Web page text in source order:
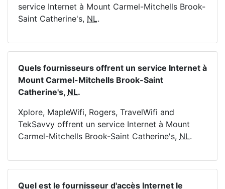
service Internet à Mount Carmel-Mitchells Brook-
Saint Catherine's, NL.
Quels fournisseurs offrent un service Internet à
Mount Carmel-Mitchells Brook-Saint
Catherine's, NL.
Xplore, MapleWifi, Rogers, TravelWifi and
TekSavvy offrent un service Internet à Mount
Carmel-Mitchells Brook-Saint Catherine's, NL.
Quel est le fournisseur d'accès Internet le